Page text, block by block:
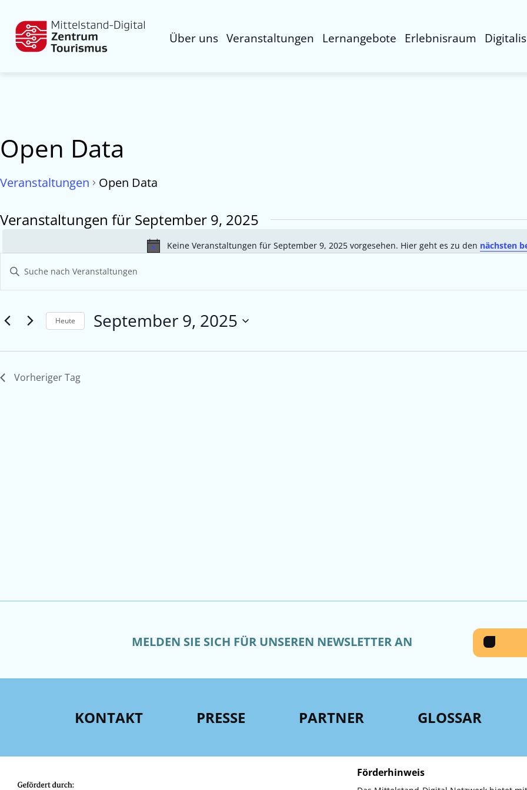
Über uns Veranstaltungen Lernangebote Erlebnisraum
Open Data
Veranstaltungen Open Data
Veranstaltungen für September 9, 2025
Hinweis
Keine Veranstaltungen für September 9, 2025 vorgesehen. Hier geht es zu den nächsten
Veranstaltungen
Suche
Ansichten,
Bitte
Schlüsselwort
eingeben.
nach
Veranstaltungen
Heute September 9, 2025
wählen.
Vorheriger Tag
MELDEN SIE SICH FÜR UNSEREN NEWSLETTER AN
KONTAKT PRESSE PARTNER GLOSSAR
Förderhinweis